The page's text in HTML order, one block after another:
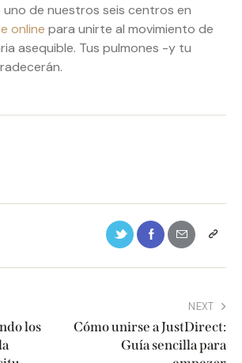
uno de nuestros seis centros en
online para unirte al movimiento de
asequible. Tus pulmones -y tu
los
NEXT
Cómo unirse a JustDirect:
Guía sencilla para